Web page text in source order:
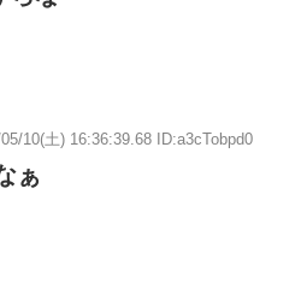
10(土) 16:36:39.68 ID:a3cTobpd0
ぁ